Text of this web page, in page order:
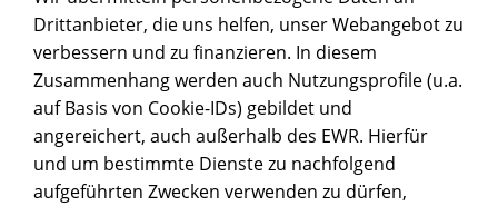
Drittanbieter, die uns helfen, unser Webangebot zu
verbessern und zu finanzieren. In diesem
Zusammenhang werden auch Nutzungsprofile (u.a.
auf Basis von Cookie-IDs) gebildet und
angereichert, auch außerhalb des EWR. Hierfür
und um bestimmte Dienste zu nachfolgend
aufgeführten Zwecken verwenden zu dürfen,